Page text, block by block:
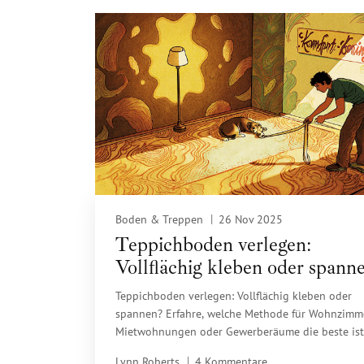
Boden & Treppen 26 Nov 2025
Teppichboden verlegen:
Vollflächig kleben oder
Die richtige Methode für jeden
Raum
Teppichboden verlegen: Vollflächig kleben oder
spannen? Erfahre, welche Methode für
Mietwohnungen oder Gewerberäume die beste